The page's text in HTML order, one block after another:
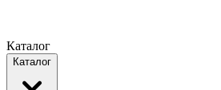
Каталог
Каталог